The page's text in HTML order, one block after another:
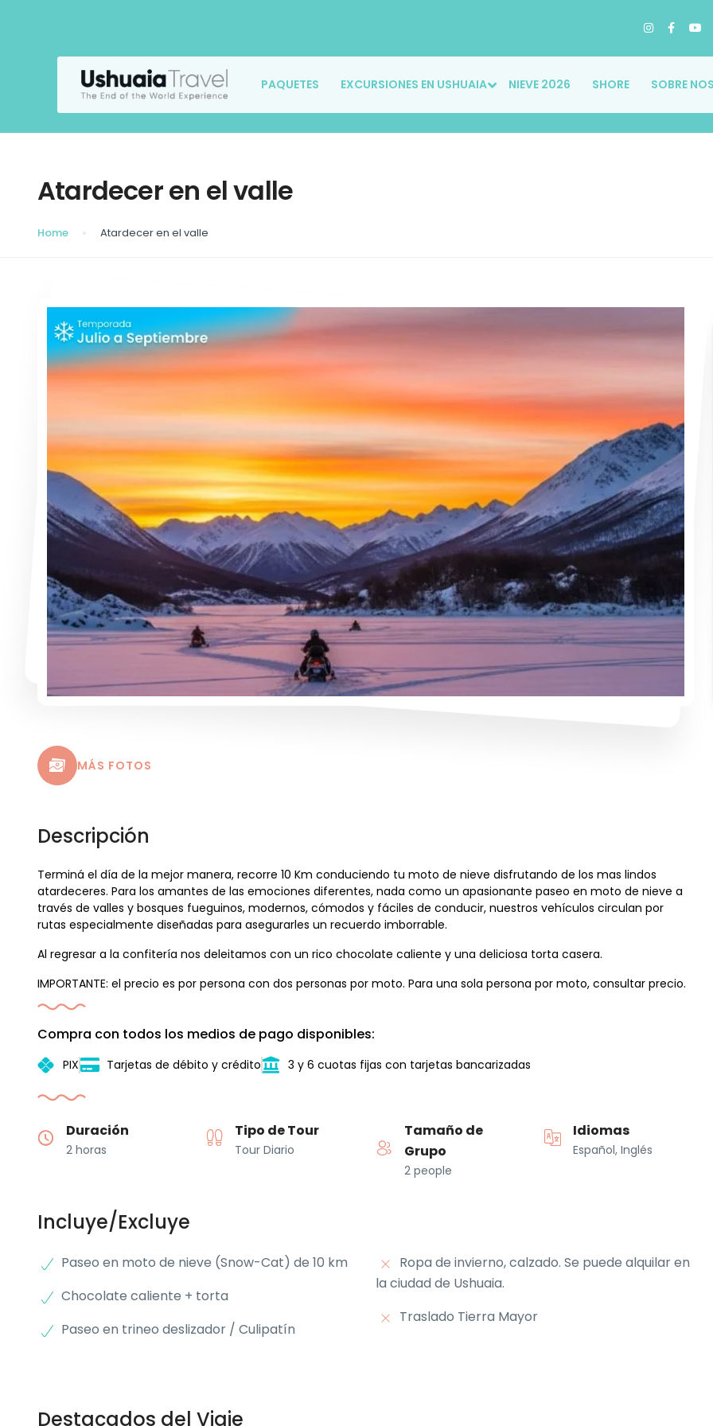
PAQUETES EXCURSIONES EN USHUAIA NIEVE 2026 SHORE SOBRE
Atardecer en el valle
Home Atardecer en el valle
MÁS FOTOS
Descripción
Terminá el día de la mejor manera, recorre 10 Km conduciendo tu moto de nieve disfrutando de los mas lindos
atardeceres. Para los amantes de las emociones diferentes, nada como un apasionante paseo en moto de nieve a
través de valles y bosques fueguinos, modernos, cómodos y fáciles de conducir, nuestros vehículos circulan por
rutas especialmente diseñadas para asegurarles un recuerdo imborrable.
Al regresar a la confitería nos deleitamos con un rico chocolate caliente y una deliciosa torta casera.
IMPORTANTE: el precio es por persona con dos personas por moto. Para una sola persona por moto, consultar precio.
Compra con todos los medios de pago disponibles:
PIX Tarjetas de débito y crédito 3 y 6 cuotas fijas con tarjetas bancarizadas
Duración
2 horas
Tipo de Tour
Tour Diario
Tamaño de
Grupo
2 people
Idiomas
Español, Inglés
Incluye/Excluye
Paseo en moto de nieve (Snow-Cat) de 10 km
Chocolate caliente + torta
Paseo en trineo deslizador / Culipatín
Ropa de invierno, calzado. Se puede alquilar en
la ciudad de Ushuaia.
Traslado Tierra Mayor
Destacados del Viaje